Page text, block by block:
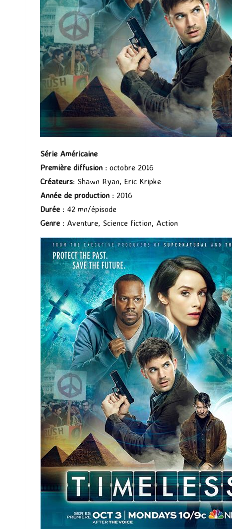
Série Américaine
Première diffusion : octobre 2016
Créateurs: Shawn Ryan, Eric Kripke
Année de production : 2016
Durée : 42 mn/épisode
Genre : Aventure, Science fiction, Action